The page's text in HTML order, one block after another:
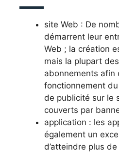
site Web : De
démarrent leur
Web ; la création
mais la plupart
abonnements afin
fonctionnement
de publicité sur le
couverts par
application : les
également un
d’atteindre plus